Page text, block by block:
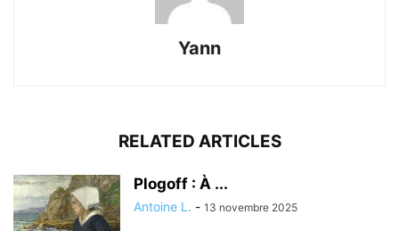
Yann
RELATED ARTICLES
Plogoff : À ...
Antoine L. - 13 novembre 2025